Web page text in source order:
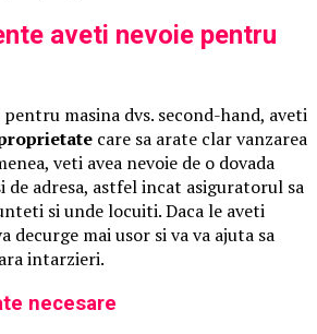
aveti nevoie pentru
masina dvs. second-hand, aveti
care sa arate clar vanzarea
veti avea nevoie de o dovada
de adresa, astfel incat asiguratorul sa
si unde locuiti. Daca le aveti
decurge mai usor si va va ajuta sa
intarzieri.
necesare